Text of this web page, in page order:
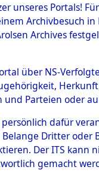
-
unseres Portals!
Archivbesuch
Archives
über NS-
und Parteien oder
dafür
Dritter
Der ITS
gemacht